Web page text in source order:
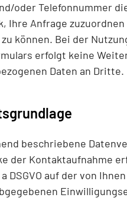
oder Telefonnummer
Ihre Anfrage
können. Bei der
erfolgt keine
Daten an Dritte.
beschriebene
der Kontaktaufnahme
DSGVO auf der von